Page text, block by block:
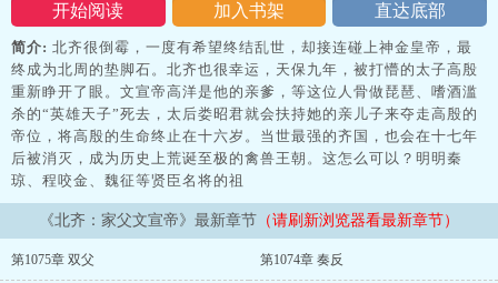
开始阅读 加入书架 直达底部
简介: 北齐很倒霉，一度有希望终结乱世，却接连碰上神金皇帝，最
终成为北周的垫脚石。北齐也很幸运，天保九年，被打懵的太子高殷
重新睁开了眼。文宣帝高洋是他的亲爹，等这位人骨做琵琶、嗜酒滥
杀的“英雄天子”死去，太后娄昭君就会扶持她的亲儿子来夺走高殷的
帝位，将高殷的生命终止在十六岁。当世最强的齐国，也会在十七年
后被消灭，成为历史上荒诞至极的禽兽王朝。这怎么可以？明明秦
琼、程咬金、魏征等贤臣名将的祖
《北齐：家父文宣帝》最新章节 （请刷新浏览器看最新章节）
第1075章 双父 第1074章 奏反